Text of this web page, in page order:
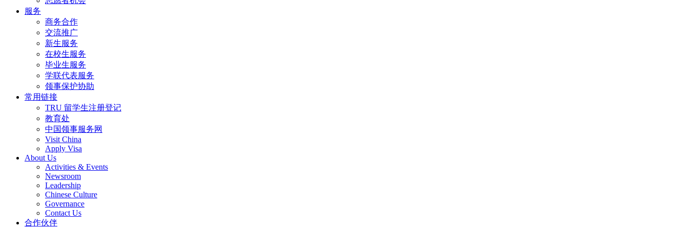
服务
商务合作
交流推广
新生服务
在校生服务
毕业生服务
学联代表服务
领事保护协助
常用链接
TRU 留学生注册登记
教育处
中国领事服务网
Visit China
Apply Visa
About Us
Activities & Events
Newsroom
Leadership
Chinese Culture
Governance
Contact Us
合作伙伴